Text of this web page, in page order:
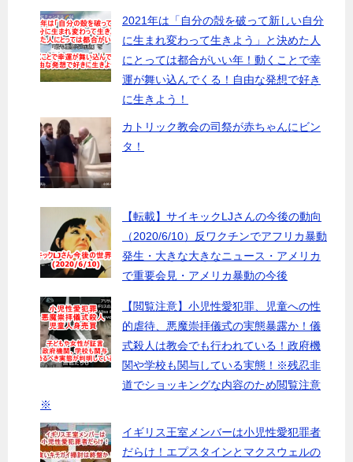
2021年は「自分の殻を破って新しい自分
に生まれ変わって生きよう」と決めた人
にとっては都合がいい年！動くことで幸
運が舞い込んでくる！自由な発想で好き
に生きよう！
カトリック教会の司祭が赤ちゃんにビン
タ！
【転載】サイキックLJさんの今後の動向
（2020/6/10）反ワクチンでアフリカ暴動
発生・大きな大きなニュース・アメリカ
で重要会見・アメリカ暴動の今後
【閲覧注意】小児性愛犯罪、児童への性
的虐待、悪魔崇拝儀式の実態暴露か！儀
式殺人は教会でも行われている！政府機
関や学校も関与している実態！※残忍非
道でショッキングな内容のため閲覧注意
※
イギリス王室メンバーは小児性愛犯罪者
だらけ！エプスタインとマクスウェルの